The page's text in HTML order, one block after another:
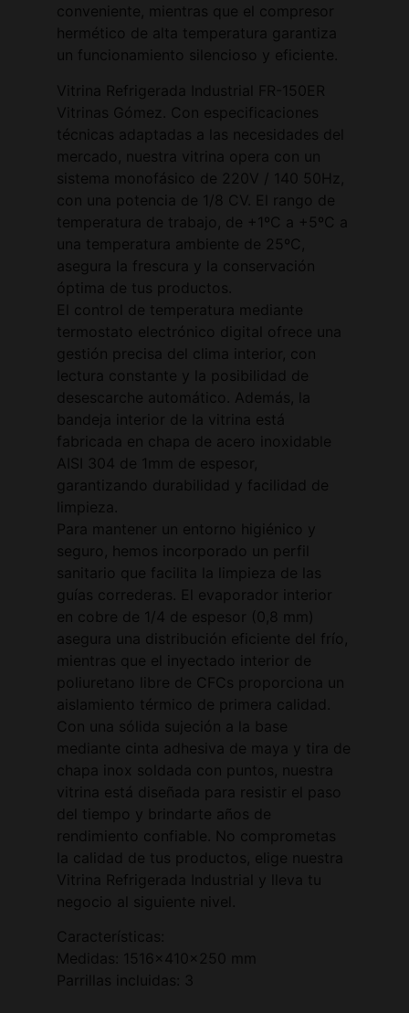
conveniente, mientras que el compresor
hermético de alta temperatura garantiza
un funcionamiento silencioso y eficiente.
Vitrina Refrigerada Industrial FR-150ER
Vitrinas Gómez. Con especificaciones
técnicas adaptadas a las necesidades del
mercado, nuestra vitrina opera con un
sistema monofásico de 220V / 140 50Hz,
con una potencia de 1/8 CV. El rango de
temperatura de trabajo, de +1ºC a +5ºC a
una temperatura ambiente de 25ºC,
asegura la frescura y la conservación
óptima de tus productos.
El control de temperatura mediante
termostato electrónico digital ofrece una
gestión precisa del clima interior, con
lectura constante y la posibilidad de
desescarche automático. Además, la
bandeja interior de la vitrina está
fabricada en chapa de acero inoxidable
AISI 304 de 1mm de espesor,
garantizando durabilidad y facilidad de
limpieza.
Para mantener un entorno higiénico y
seguro, hemos incorporado un perfil
sanitario que facilita la limpieza de las
guías correderas. El evaporador interior
en cobre de 1/4 de espesor (0,8 mm)
asegura una distribución eficiente del frío,
mientras que el inyectado interior de
poliuretano libre de CFCs proporciona un
aislamiento térmico de primera calidad.
Con una sólida sujeción a la base
mediante cinta adhesiva de maya y tira de
chapa inox soldada con puntos, nuestra
vitrina está diseñada para resistir el paso
del tiempo y brindarte años de
rendimiento confiable. No comprometas
la calidad de tus productos, elige nuestra
Vitrina Refrigerada Industrial y lleva tu
negocio al siguiente nivel.
Características:
Medidas: 1516x410x250 mm
Parrillas incluidas: 3